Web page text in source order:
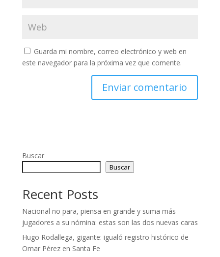
Guarda mi nombre, correo electrónico y web en
este navegador para la próxima vez que comente.
Buscar
Buscar
Recent Posts
Nacional no para, piensa en grande y suma más
jugadores a su nómina: estas son las dos nuevas caras
Hugo Rodallega, gigante: igualó registro histórico de
Omar Pérez en Santa Fe